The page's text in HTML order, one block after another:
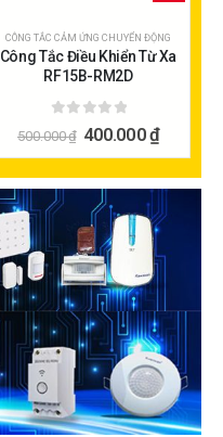
CÔNG TẮC CẢM ỨNG CHUYỂN ĐỘNG
Công Tắc Điều Khiển Từ Xa
RF15B-RM2D
ngoài 5
500.000₫ 400.000₫